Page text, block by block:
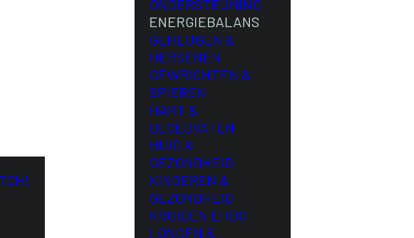
ONDERSTEUNING
ENERGIEBALANS
GEHEUGEN &
HERSENEN
GEWRICHTEN &
SPIEREN
HART &
BLOEDVATEN
HUID &
GEZONDHEID
KINDEREN &
GEZONDHEID
KRUIDEN EHBO
LONGEN &